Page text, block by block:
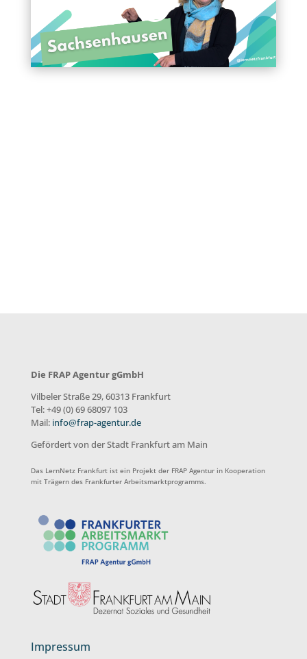
Die FRAP Agentur gGmbH
Vilbeler Straße 29, 60313 Frankfurt
Tel: +49 (0) 69 68097 103
Mail: info@frap-agentur.de
Gefördert von der Stadt Frankfurt am Main
Das LernNetz Frankfurt ist ein Projekt der FRAP Agentur in Kooperation
mit Trägern des Frankfurter Arbeitsmarktprogramms.
Impressum